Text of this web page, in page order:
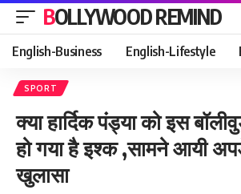
BOLLYWOOD REMIND
English-Business English-Lifestyle
SPORT
क्या हार्दिक पंड्या को इस
हो गया है इश्क ,सामने आयी
खुलासा